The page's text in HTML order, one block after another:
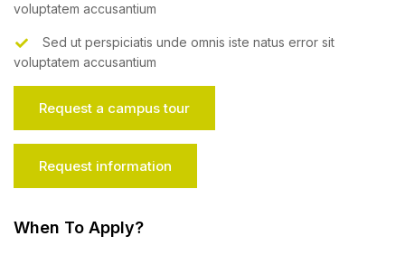
voluptatem accusantium
Sed ut perspiciatis unde omnis iste natus error sit
voluptatem accusantium
Request a campus tour
Request information
When To Apply?